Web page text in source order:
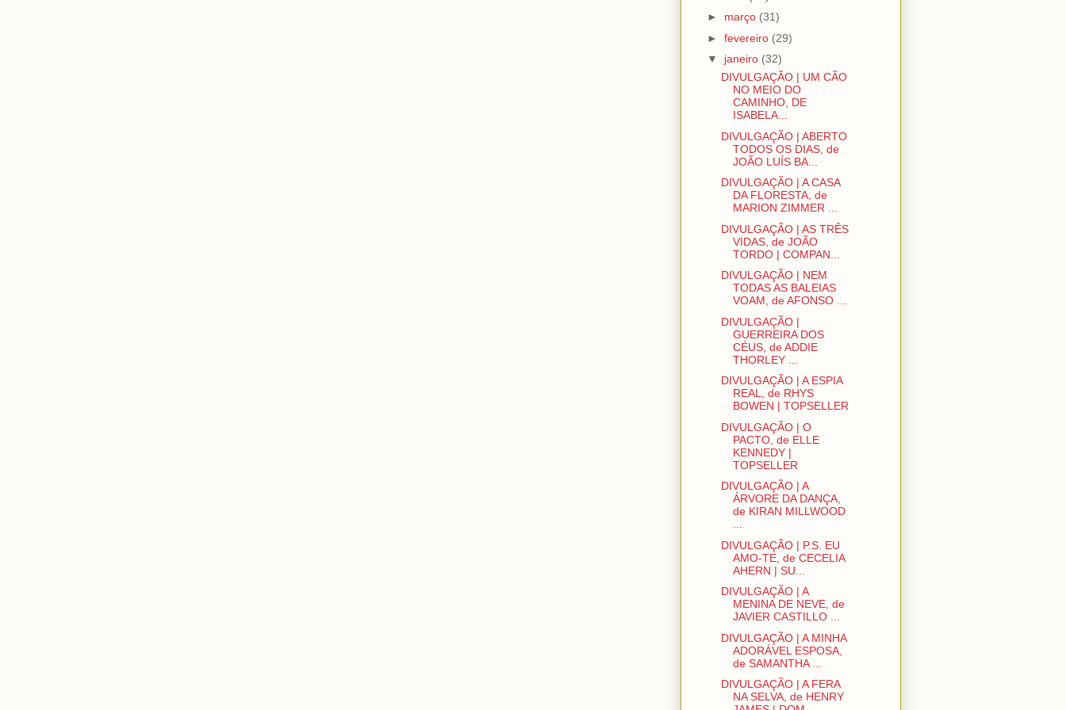
► março (31)
► fevereiro (29)
▼ janeiro (32)
DIVULGAÇÃO | UM CÃO
NO MEIO DO
CAMINHO, DE
ISABELA...
DIVULGAÇÃO | ABERTO
TODOS OS DIAS, de
JOÃO LUÍS BA...
DIVULGAÇÃO | A CASA
DA FLORESTA, de
MARION ZIMMER ...
DIVULGAÇÃO | AS TRÊS
VIDAS, de JOÃO
TORDO | COMPAN...
DIVULGAÇÃO | NEM
TODAS AS BALEIAS
VOAM, de AFONSO ...
DIVULGAÇÃO |
GUERREIRA DOS
CÉUS, de ADDIE
THORLEY ...
DIVULGAÇÃO | A ESPIA
REAL, de RHYS
BOWEN | TOPSELLER
DIVULGAÇÃO | O
PACTO, de ELLE
KENNEDY |
TOPSELLER
DIVULGAÇÃO | A
ÁRVORE DA DANÇA,
de KIRAN MILLWOOD
...
DIVULGAÇÃO | P.S. EU
AMO-TE, de CECELIA
AHERN | SU...
DIVULGAÇÃO | A
MENINA DE NEVE, de
JAVIER CASTILLO ...
DIVULGAÇÃO | A MINHA
ADORÁVEL ESPOSA,
de SAMANTHA ...
DIVULGAÇÃO | A FERA
NA SELVA, de HENRY